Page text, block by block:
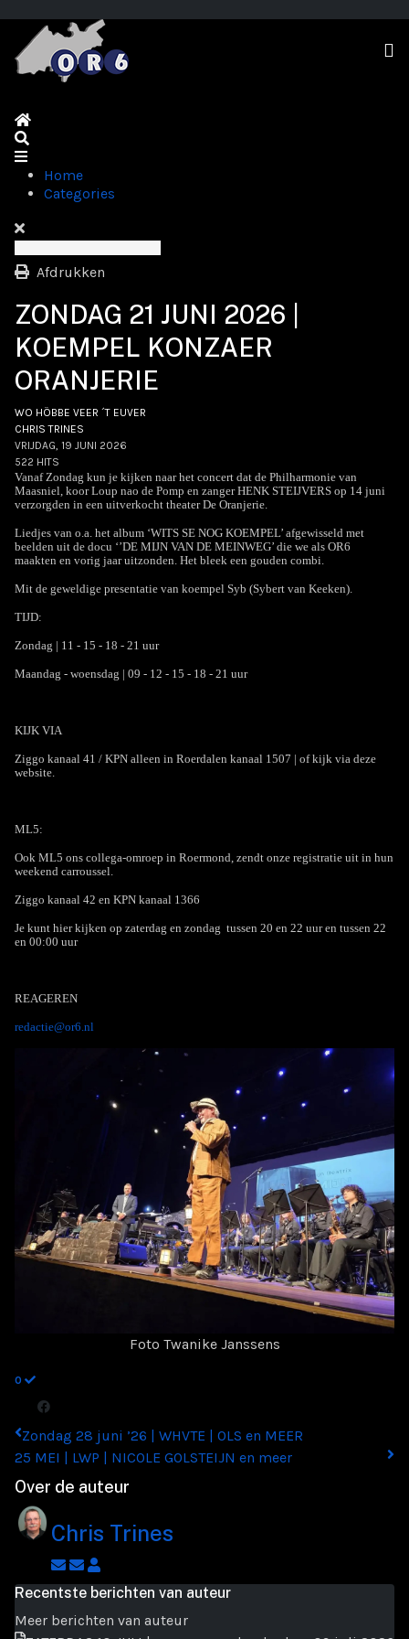
Home
Home
Categories
Afdrukken
ZONDAG 21 JUNI 2026 |
KOEMPEL KONZAER
ORANJERIE
WO HÖBBE VEER ´T EUVER
CHRIS TRINES
VRIJDAG, 19 JUNI 2026
522 HITS
Vanaf Zondag kun je kijken naar het concert dat de Philharmonie van
Maasniel, koor Loup nao de Pomp en zanger HENK STEIJVERS op 14 juni
verzorgden in een uitverkocht theater De Oranjerie.
Liedjes van o.a. het album ‘WITS SE NOG KOEMPEL’ afgewisseld met
beelden uit de docu ‘’DE MIJN VAN DE MEINWEG’ die we als OR6
maakten en vorig jaar uitzonden. Het bleek een gouden combi.
Mit de geweldige presentatie van koempel Syb (Sybert van Keeken).
TIJD:
Zondag | 11 - 15 - 18 - 21 uur
Maandag - woensdag | 09 - 12 - 15 - 18 - 21 uur
KIJK VIA
Ziggo kanaal 41 / KPN alleen in Roerdalen kanaal 1507 | of kijk via deze
website.
ML5:
Ook ML5 ons collega-omroep in Roermond, zendt onze registratie uit in hun
weekend carroussel.
Ziggo kanaal 42 en KPN kanaal 1366
Je kunt hier kijken op zaterdag en zondag tussen 20 en 22 uur en tussen 22
en 00:00 uur
REAGEREN
redactie@or6.nl
Foto Twanike Janssens
0
Zondag 28 juni ’26 | WHVTE | OLS en MEER
25 MEI | LWP | NICOLE GOLSTEIJN en meer
Over de auteur
Chris Trines
Abonneer
op
updates
Afmelden
op
van
Chris
Trines
Recentste berichten van auteur
Meer berichten van auteur